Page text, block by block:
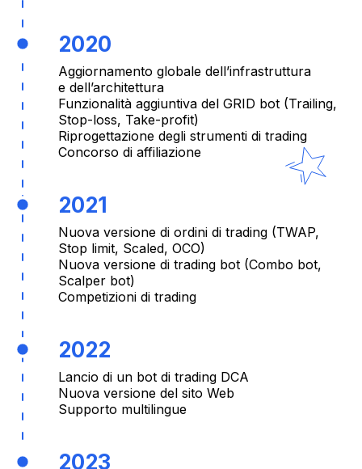
2020
Aggiornamento globale dell’infrastruttura
e dell’architettura
Funzionalità aggiuntiva del GRID bot (Trailing,
Stop-loss, Take-profit)
Riprogettazione degli strumenti di trading
Concorso di affiliazione
2021
Nuova versione di ordini di trading (TWAP,
Stop limit, Scaled, OCO)
Nuova versione di trading bot (Combo bot,
Scalper bot)
Competizioni di trading
2022
Lancio di un bot di trading DCA
Nuova versione del sito Web
Supporto multilingue
2023